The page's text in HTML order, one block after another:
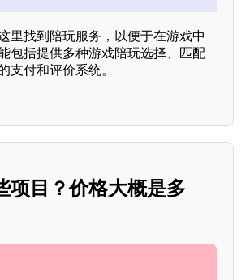
里找到陪玩服务，以便于在游戏中
包括提供多种游戏陪玩选择、匹配
支付和评价系统。
项目？价格大概是多